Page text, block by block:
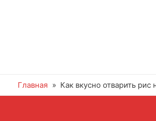
Главная Как вкусно отварить рис